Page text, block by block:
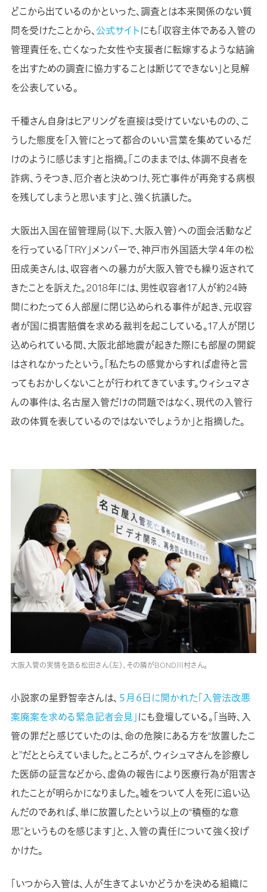
どこから出ているのかといった、調査とは本来関係のない質
問を受けたことから、公式サイトにも「収容主体である入管の
管理責任を、亡くなった女性や支援者に転嫁するような結論
を出すための調査に協力することは断じてできない」と見解
を公表している。
千種さん自身はヒアリングを直接は受けていないものの、こ
うした態度を「入管にとって都合のいい言葉を集めているだ
けのように感じます」と指摘。「このままでは、体調不良者を
詐病、うそつき、厄介者と決めつけ、死亡事件が再発する病根
を残してしまうと思います」と、強く抗議した。
大阪出入国在留管理局（以下、大阪入管）への面会活動など
を行っている「TRY」メンバーで、神戸市外国語大学４年の松
田成美さんは、収容者への暴力が大阪入管でも繰り返されて
きたことを訴えた。2018年には、男性収容者17人が約24時
間にわたって６人部屋に閉じ込められる事件が起き、元収容
者が国に損害賠償を求める裁判を起こしている。17人が閉じ
込められている間、大阪北部地震が起きた際にも部屋の開錠
はされなかったという。「私たちの感覚からすれば虐待と言
ってもおかしくないことが行われてきています。ウィシュマさ
んの事件は、名古屋入管だけの問題ではなく、現代の入管行
政の体質を表しているのではないでしょうか」と指摘した。
大阪入管の実情を語る松田さん（左）、その隣がBOND川村さん。
小説家の星野智幸さんは、 ５月６日に開かれた「入管法改悪
案廃案を求める緊急記者会見」にも登壇している。「当時、入
管の罪だと感じていたのは、命の危険にある方を“放置したこ
と”だととらえていました。ところが、ウィシュマさんを診療し
た医師の証言などから、虚偽の報告により医療行為が阻害さ
れたことが明らかになりました。嘘をついて人を死に追い込
んだのであれば、単に放置したという以上の“積極的な意
思”というものを感じます」と、入管の責任について強く投げ
かけた。
「いつから入管は、人が生きてよいかどうかを決める組織に